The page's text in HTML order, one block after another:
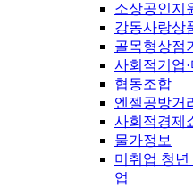
소상공인지
강동사랑상
골목형상점
사회적기업
협동조합
엔젤공방거
사회적경제
물가정보
미취업 청
업